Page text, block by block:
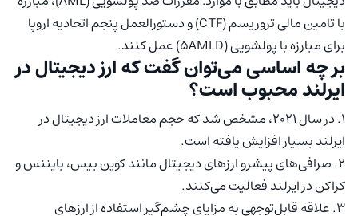
با تامین مالی تروریسم (CTF) و دستورالعمل پنجم اتحادیه اروپا
برای مبارزه با پولشویی (5AMLD) عمل کنند.
بر چه اساسی می‌توان گفت که ارز دیجیتال در
ایرلند محبوب است؟
1. در سال 2021، مشخص شد که حجم معاملات ارز دیجیتال در
ایرلند بسیار افزایش یافته است.
2. صرافی‌های پیشرو ارزهای دیجیتال مانند کوین بیس، بایننس و
کراکن در ایرلند فعالیت می‌کنند.
3. علاقه قابل‌توجهی به مزایای چشم‌گیر استفاده از ارزهای